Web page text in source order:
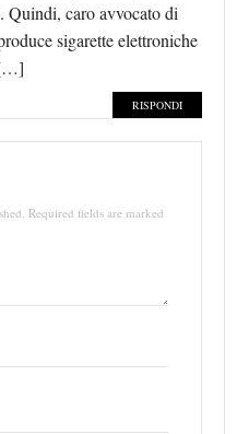
Quindi, caro avvocato di
sigarette elettroniche
[…]
RISPONDI
Required fields are marked